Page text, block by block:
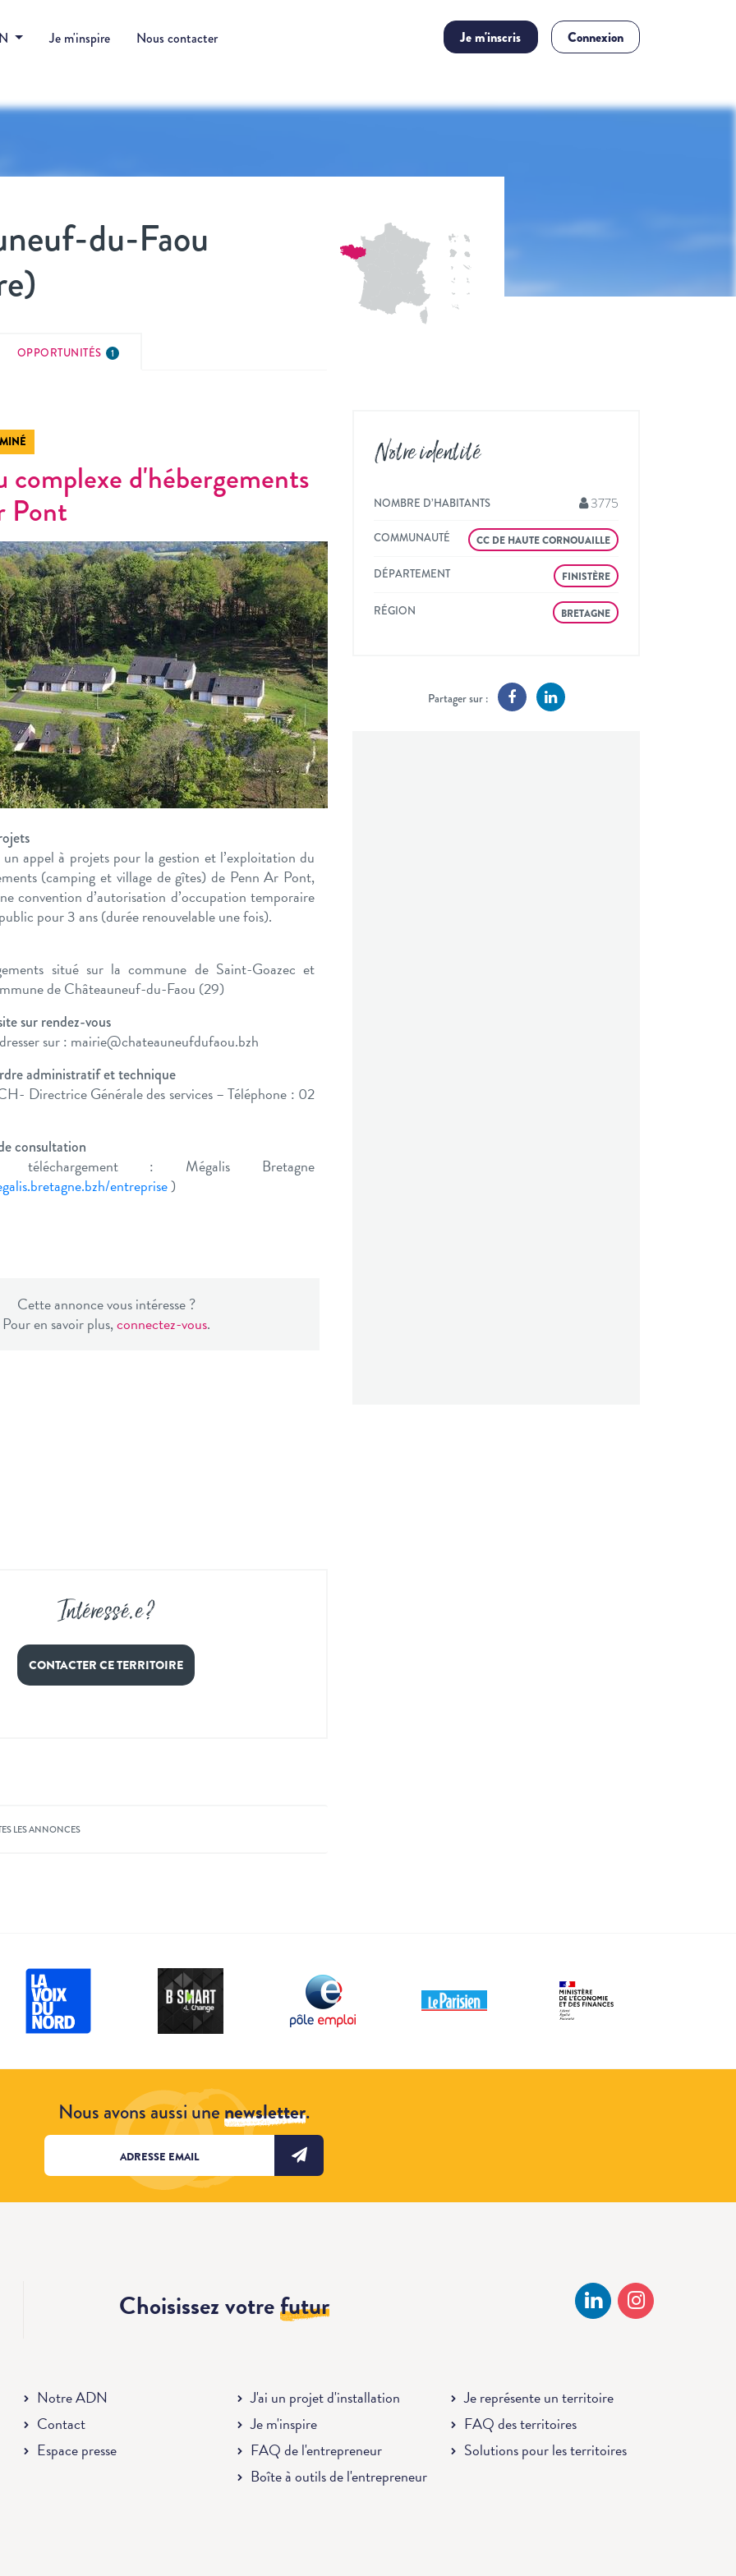
Je m'inspire Nous contacter Je m'inscris Connexion
du-Faou
OPPORTUNITÉS 1
complexe d'hébergements
Pont
appel à projets pour la gestion et l’exploitation du
(camping et village de gîtes) de Penn Ar Pont,
convention d’autorisation d’occupation temporaire
pour 3 ans (durée renouvelable une fois).
situé sur la commune de Saint-Goazec et
de Châteauneuf-du-Faou (29)
sur rendez-vous
sur : mairie@chateauneufdufaou.bzh
administratif et technique
Directrice Générale des services – Téléphone : 02
consultation
téléchargement : Mégalis Bretagne
entreprise)
Cette annonce vous intéresse ?
Pour en savoir plus,connectez-vous.
Intéressé.e ?
CONTACTER CE TERRITOIRE
LES ANNONCES
Notre identité
NOMBRE D’HABITANTS 3775
COMMUNAUTÉ CC DE HAUTE CORNOUAILLE
DÉPARTEMENT FINISTÈRE
RÉGION BRETAGNE
Partager sur :
Nous avons aussi unenewsletter.
Choisissez votrefutur
Notre ADN
Contact
Espace presse
J'ai un projet d'installation
Je m'inspire
FAQ de l'entrepreneur
Boîte à outils de l'entrepreneur
Je représente un territoire
FAQ des territoires
Solutions pour les territoires